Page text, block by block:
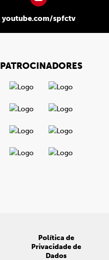
youtube.com/spfctv
PATROCINADORES
Política de
Privacidade de
Dados